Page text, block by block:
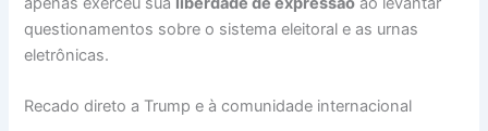
questionamentos sobre o sistema eleitoral e as urnas
eletrônicas.
Recado direto a Trump e à comunidade internacional